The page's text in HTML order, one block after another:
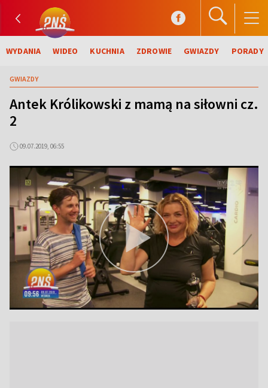
WYDANIA WIDEO KUCHNIA ZDROWIE GWIAZDY PORADY
GWIAZDY
Antek Królikowski z mamą na siłowni cz.
2
09.07.2019, 06:55